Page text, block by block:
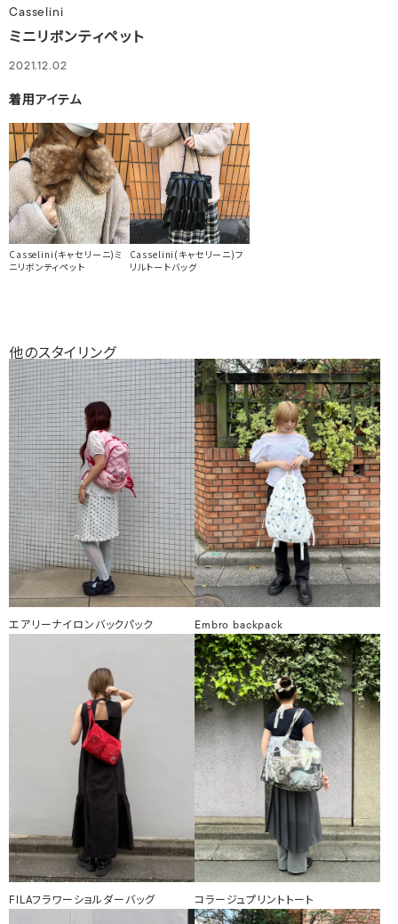
Casselini
ミニリボンティペット
2021.12.02
着用アイテム
Casselini(キャセリーニ)ミ
ニリボンティペット
Casselini(キャセリーニ)フ
リルトートバッグ
他のスタイリング
エアリーナイロンバックパック Embro backpack
FILAフラワーショルダーバッグ コラージュプリントトート